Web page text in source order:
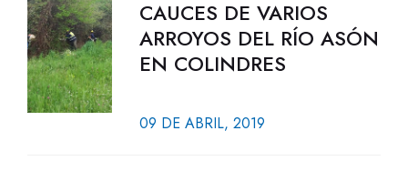
CAUCES DE VARIOS
ARROYOS DEL RÍO ASÓN
EN COLINDRES
09 DE ABRIL, 2019